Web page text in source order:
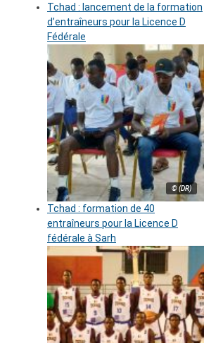
Tchad : lancement de la formation
d’entraîneurs pour la Licence D
Fédérale
© (DR)
Tchad : formation de 40
entraîneurs pour la Licence D
fédérale à Sarh